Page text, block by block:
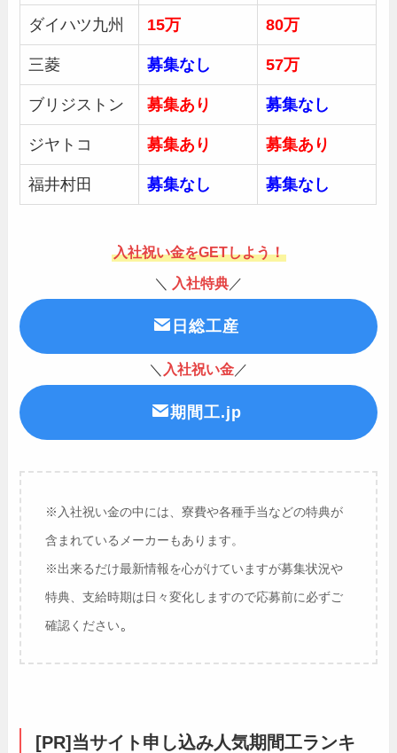
ダイハツ九州 15万 80万
三菱 募集なし 57万
ブリジストン 募集あり 募集なし
ジヤトコ 募集あり 募集あり
福井村田 募集なし 募集なし
入社祝い金をGETしよう！
＼
入社特典 ／
日総工産
＼ 入社祝い金 ／
期間工.jp
※入社祝い金の中には、寮費や各種手当などの特典が
含まれているメーカーもあります。
※出来るだけ最新情報を心がけていますが募集状況や
特典、支給時期は日々変化しますので応募前に必ずご
確認ください。
[PR]当サイト申し込み人気期間工ランキ